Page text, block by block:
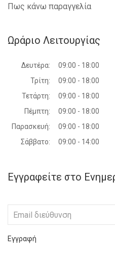
Πως κάνω παραγγελία
Ωράριο Λειτουργίας
Δευτέρα:
09:00 - 18:00
Τρίτη:
09:00 - 18:00
Τετάρτη:
09:00 - 18:00
Πέμπτη:
09:00 - 18:00
Παρασκευή:
09:00 - 18:00
Σάββατο:
09:00 - 14:00
Εγγραφείτε στο
Εγγραφή